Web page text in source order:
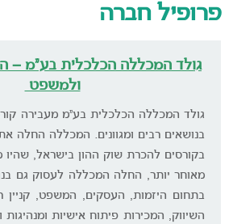
פרופיל חברה
גולד המכללה הכלכלית בע"מ –
ולמשפט
גולד המכללה הכלכלית בע"מ מעבירה
בקורסים להכרת שוק ההון בישראל, שהיו
מאוחר יותר, החלה המכללה לעסוק גם
בתחום היזמות, העסקים, המשפט, קניין
השיווק, המכירות פיתוח אישיות